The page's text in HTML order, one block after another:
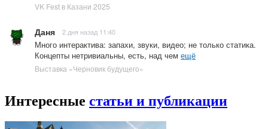
VK Fest в Казани 2025
Даня 2 дня назад 11:40
Много интерактива: запахи, звуки, видео; не только статика.
Концепты нетривиальны, есть, над чем ещё
Выставка «Черновик будущего»
Интересные статьи и публикации